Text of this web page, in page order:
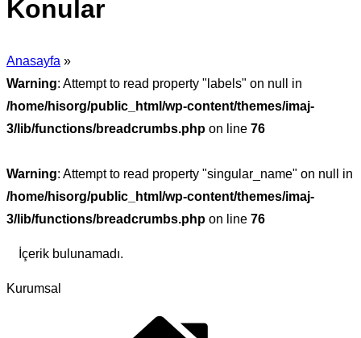
Konular
Anasayfa »
Warning: Attempt to read property "labels" on null in
/home/hisorg/public_html/wp-content/themes/imaj-
3/lib/functions/breadcrumbs.php on line 76
Warning: Attempt to read property "singular_name" on null in
/home/hisorg/public_html/wp-content/themes/imaj-
3/lib/functions/breadcrumbs.php on line 76
İçerik bulunamadı.
Kurumsal